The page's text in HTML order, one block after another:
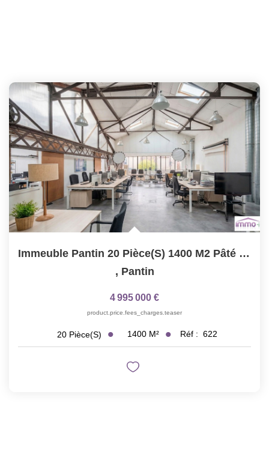
Immeuble Pantin 20 Pièce(s) 1400 M2 Pâté De Maison
, Pantin
4 995 000 €
product.price.fees_charges.teaser
20 Pièce(s) 1400 M² Réf : 622